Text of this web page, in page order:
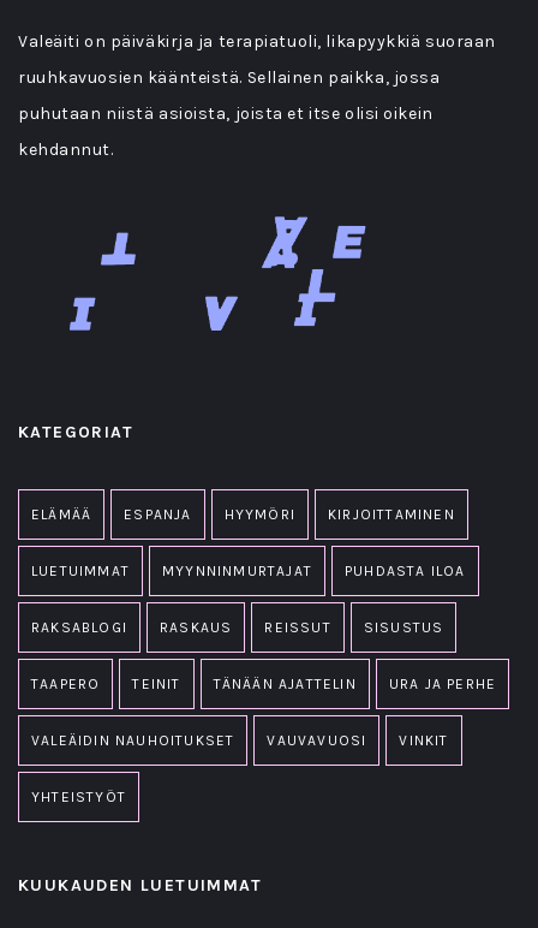
Valeäiti on päiväkirja ja terapiatuoli, likapyykkiä suoraan
ruuhkavuosien käänteistä. Sellainen paikka, jossa
puhutaan niistä asioista, joista et itse olisi oikein
kehdannut.
KATEGORIAT
ELÄMÄÄ ESPANJA HYYMÖRI KIRJOITTAMINEN
LUETUIMMAT MYYNNINMURTAJAT PUHDASTA ILOA
RAKSABLOGI RASKAUS REISSUT SISUSTUS
TAAPERO TEINIT TÄNÄÄN AJATTELIN URA JA PERHE
VALEÄIDIN NAUHOITUKSET VAUVAVUOSI VINKIT
YHTEISTYÖT
KUUKAUDEN LUETUIMMAT